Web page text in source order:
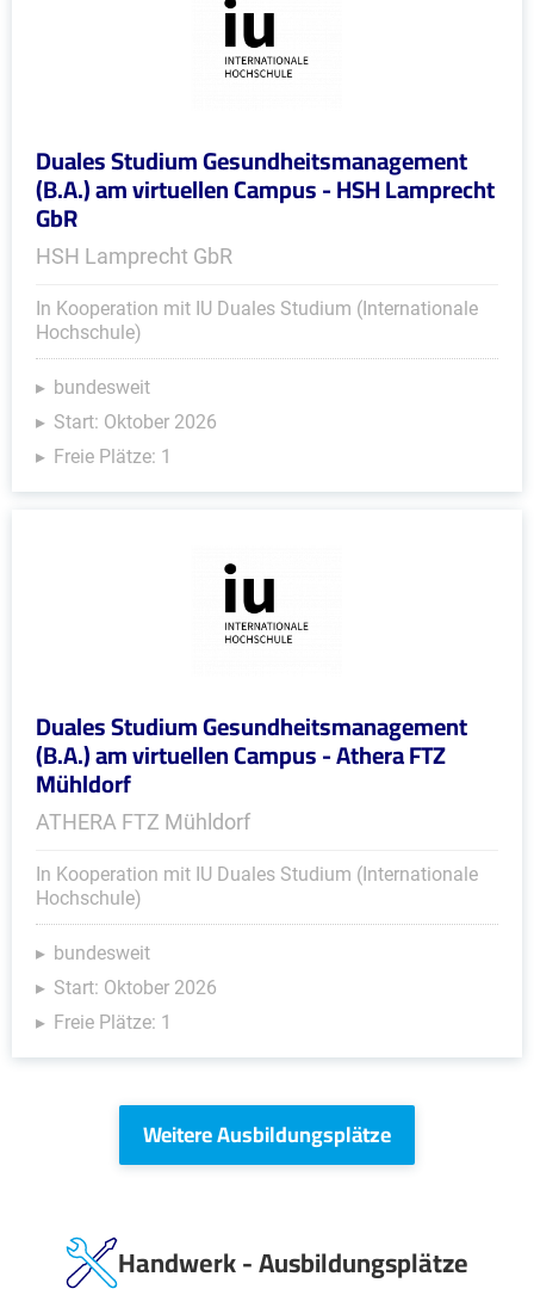
Duales Studium Gesundheitsmanagement
(B.A.) am virtuellen Campus - HSH Lamprecht
GbR
HSH Lamprecht GbR
In Kooperation mit IU Duales Studium (Internationale
Hochschule)
bundesweit
Start: Oktober 2026
Freie Plätze: 1
Duales Studium Gesundheitsmanagement
(B.A.) am virtuellen Campus - Athera FTZ
Mühldorf
ATHERA FTZ Mühldorf
In Kooperation mit IU Duales Studium (Internationale
Hochschule)
bundesweit
Start: Oktober 2026
Freie Plätze: 1
Weitere Ausbildungsplätze
Handwerk - Ausbildungsplätze